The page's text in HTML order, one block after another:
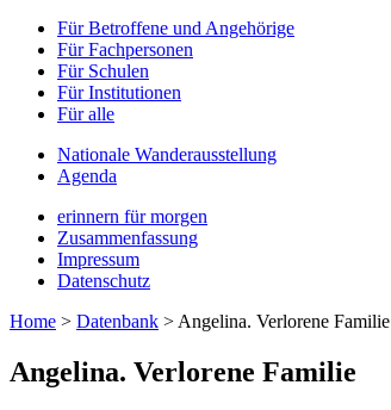
Für Betroffene und Angehörige
Für Fachpersonen
Für Schulen
Für Institutionen
Für alle
Nationale Wanderausstellung
Agenda
erinnern für morgen
Zusammenfassung
Impressum
Datenschutz
Home > Datenbank > Angelina. Verlorene Familie
Angelina. Verlorene Familie